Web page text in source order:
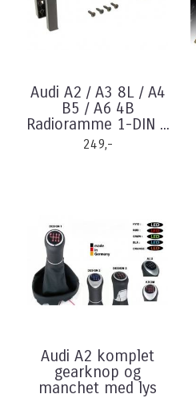
Audi A2 / A3 8L / A4
B5 / A6 4B
Radioramme 1-DIN ...
249,-
Audi A2 komplet
gearknop og
manchet med lys